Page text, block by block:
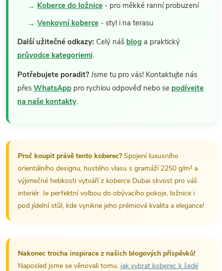
Koberce do ložnice - pro měkké ranní probuzení
Venkovní koberce - styl i na terasu
Další užitečné odkazy: Celý náš blog a praktický
průvodce kategoriemi.
Potřebujete poradit? Jsme tu pro vás! Kontaktujte nás
přes WhatsApp pro rychlou odpověď nebo se podívejte
na naše kontakty.
Proč koupit právě tento koberec?Spojení luxusního
orientálního designu, hustého vlasu s gramáží 2250 g/m² a
výjimečné hebkosti vytváří z koberce Dubai skvost pro váš
interiér. Je perfektní volbou do obývacího pokoje, ložnice i
pod jídelní stůl, kde vynikne jeho prémiová kvalita a elegance!
Nakonec trocha inspirace z našich blogových příspěvků!
Naposled jsme se věnovali tomu, jak vybrat koberec k šedé